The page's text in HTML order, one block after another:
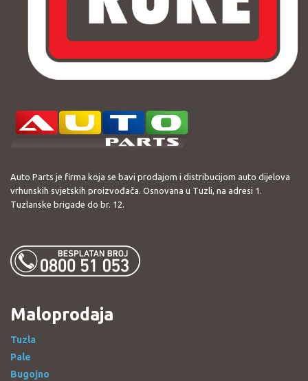
Auto Parts je firma koja se bavi prodajom i distribucijom auto dijelova
vrhunskih svjetskih proizvođača. Osnovana u Tuzli, na adresi 1.
Tuzlanske brigade do br. 12.
Maloprodaja
Tuzla
Pale
Bugojno